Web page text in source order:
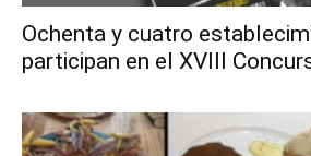
Ochenta y cuatro
participan en el XVIII